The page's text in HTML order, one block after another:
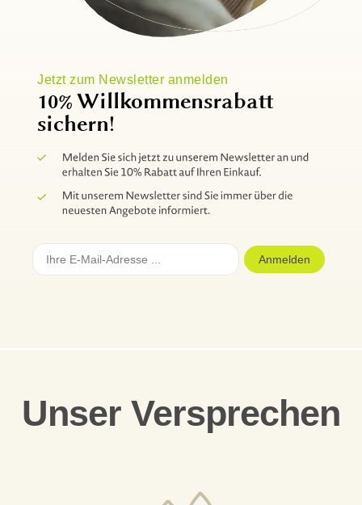
Jetzt zum Newsletter anmelden
10% Willkommensrabatt
sichern!
Anmelden
Unser Versprechen